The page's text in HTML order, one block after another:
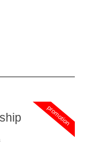
and
promotion